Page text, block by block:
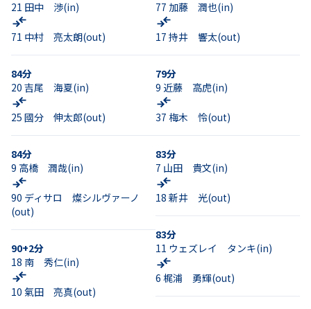
77 加藤 潤也(in)
17 持井 響太(out)
79分
9 近藤 高虎(in)
37 梅木 怜(out)
83分
7 山田 貴文(in)
18 新井 光(out)
83分
11 ウェズレイ タンキ(in)
6 梶浦 勇輝(out)
21 田中 渉(in)
71 中村 亮太朗(out)
84分
20 吉尾 海夏(in)
25 國分 伸太郎(out)
84分
9 高橋 潤哉(in)
90 ディサロ 燦シルヴァーノ
(out)
90+2分
18 南 秀仁(in)
10 氣田 亮真(out)